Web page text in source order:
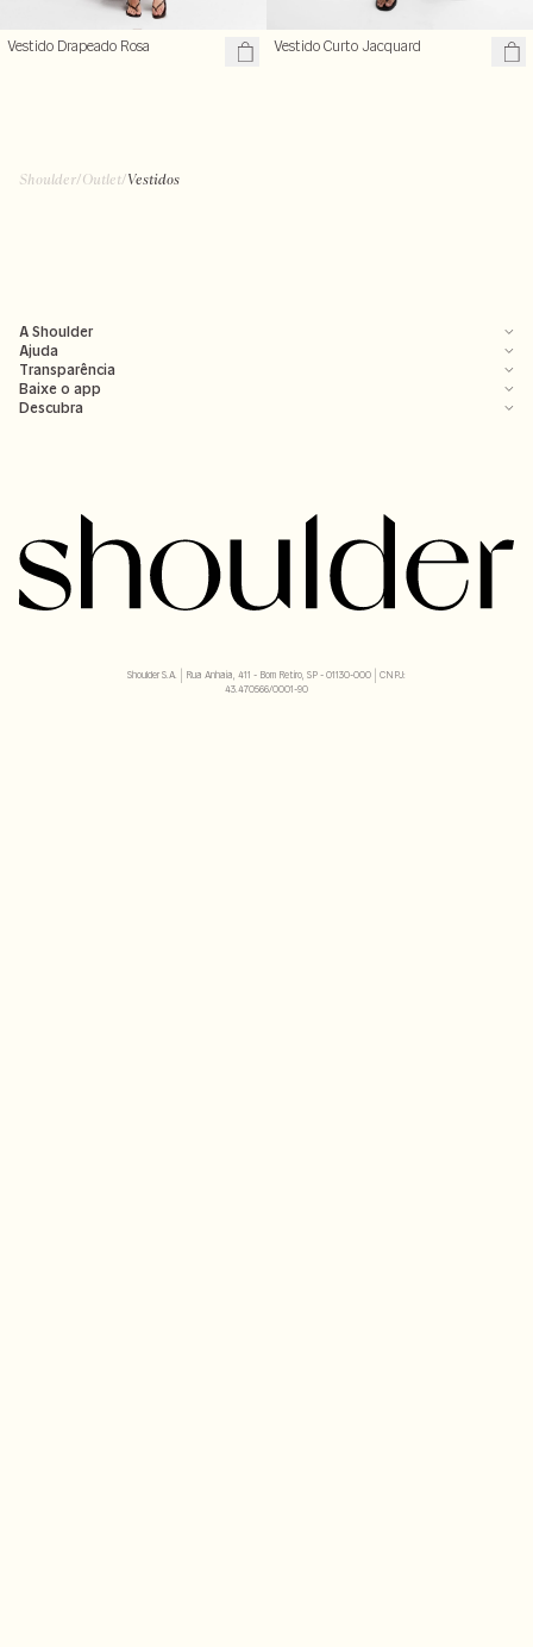
Vestido Drapeado Rosa Vestido Curto Jacquard
Shoulder/Outlet/Vestidos
A Shoulder
Ajuda
Transparência
Baixe o app
Descubra
Shoulder S.A. | Rua Anhaia, 411 - Bom Retiro, SP - 01130-000 | CNPJ:
43.470566/0001-90